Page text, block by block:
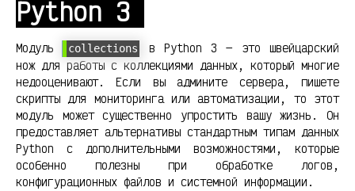
Python 3
Модуль collections
в Python 3 — это швейцарский
нож для работы с коллекциями данных, который многие
недооценивают. Если вы админите сервера, пишете
скрипты для мониторинга или автоматизации, то этот
модуль может существенно упростить вашу жизнь. Он
предоставляет альтернативы стандартным типам данных
Python с дополнительными возможностями, которые
особенно полезны при обработке логов,
конфигурационных файлов и системной информации.